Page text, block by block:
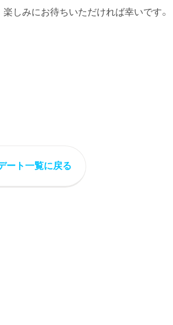
しみにお待ちいただければ幸いです。
ート一覧に戻る